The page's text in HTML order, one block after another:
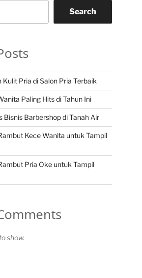
Search
Pria di Salon Pria Terbaik
Paling Hits di Tahun Ini
Bisnis Barbershop di Tanah Air
Kece Wanita untuk Tampil
Pria Oke untuk Tampil
show.